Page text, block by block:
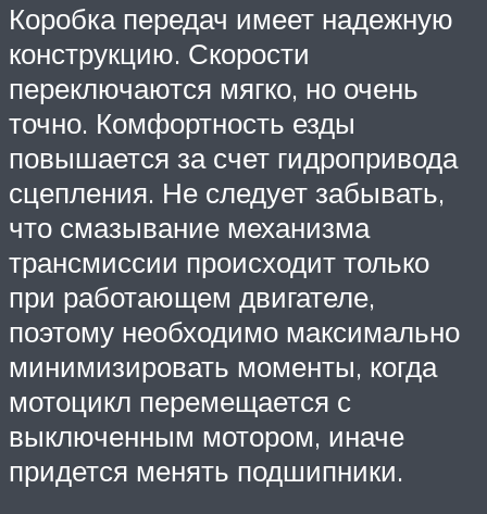
Коробка передач имеет надежную
конструкцию. Скорости
переключаются мягко, но очень
точно. Комфортность езды
повышается за счет гидропривода
сцепления. Не следует забывать,
что смазывание механизма
трансмиссии происходит только
при работающем двигателе,
поэтому необходимо максимально
минимизировать моменты, когда
мотоцикл перемещается с
выключенным мотором, иначе
придется менять подшипники.